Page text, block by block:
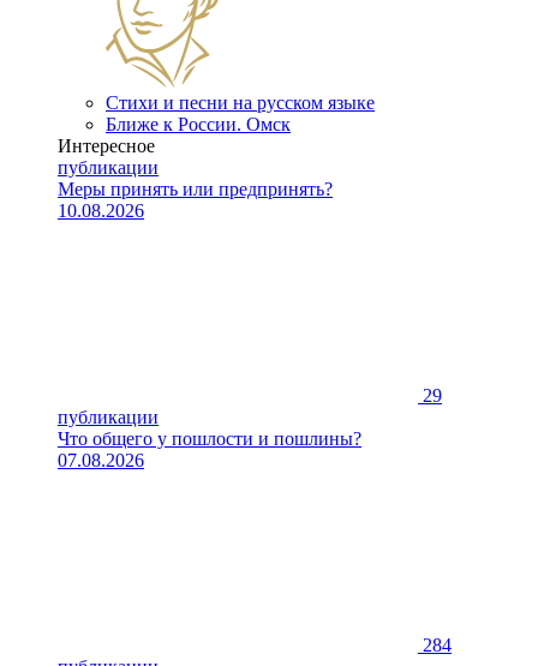
Стихи и песни на русском языке
Ближе к России. Омск
Интересное
публикации
Меры принять или предпринять?
10.08.2026
29
публикации
Что общего у пошлости и пошлины?
07.08.2026
284